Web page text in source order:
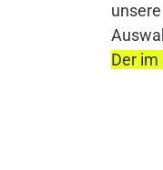
Der